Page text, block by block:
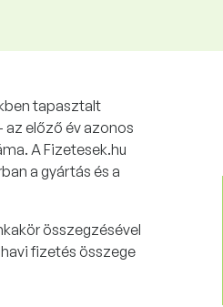
tapasztalt
az előző év azonos
A Fizetesek.hu
a gyártás és a
összegzésével
havi fizetés összege